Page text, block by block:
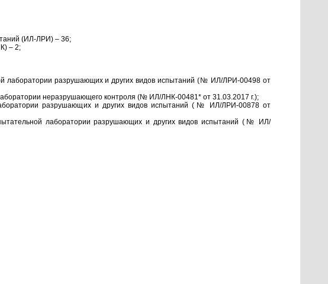
(ИЛ-ЛРИ) – 36;
– 2;
лаборатории разрушающих и других видов испытаний (№ ИЛ/ЛРИ-00498 от
неразрушающего контроля (№ ИЛ/ЛНК-00481* от 31.03.2017 г.);
разрушающих и других видов испытаний (№ ИЛ/ЛРИ-00878 от
лаборатории разрушающих и других видов испытаний (№ ИЛ/